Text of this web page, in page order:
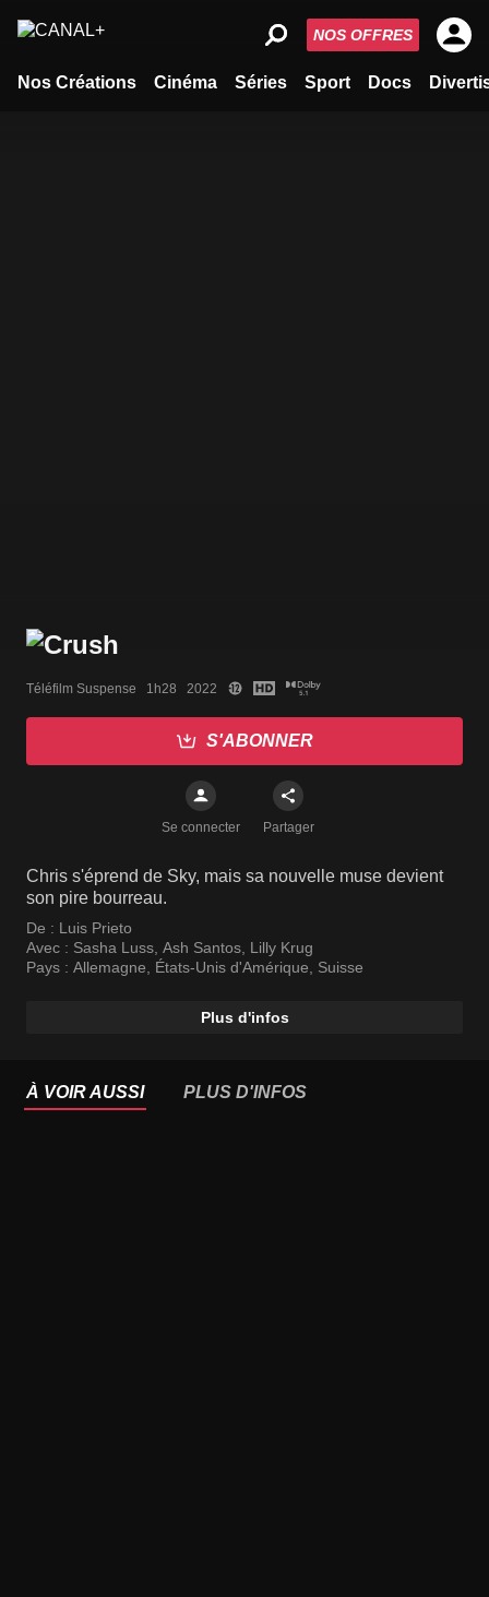
Nos Créations Cinéma Séries Sport Docs
NOS OFFRES
Téléfilm Suspense   1h28   2022
S'ABONNER
Se connecter Partager
Chris s'éprend de Sky, mais sa nouvelle muse devient
son pire bourreau.
De : Luis Prieto
Avec : Sasha Luss, Ash Santos, Lilly Krug
Pays : Allemagne, États-Unis d'Amérique, Suisse
Plus d'infos
À VOIR AUSSI PLUS D'INFOS